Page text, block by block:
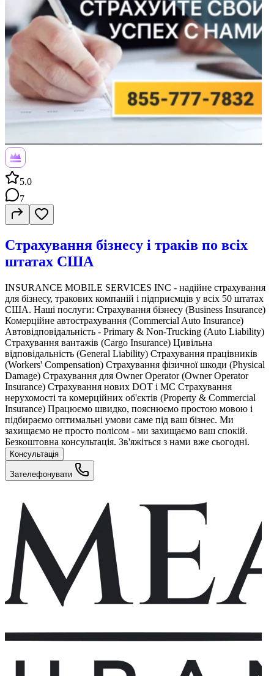
5.0
7
Страхування бізнесу і траків по всіх
штатах США
INSURANCE MOBILE SERVICES INC - надійне страхування
для бізнесу, тракових компаній і підприємців у всіх 50 штатах
США. Наші послуги: Страхування бізнесу (Business Insurance)
Комерційне автострахування (Commercial Auto Insurance)
Автовідповідальність - Primary & Non-Trucking (Auto Liability)
Страхування вантажів (Cargo Insurance) Цивільна
відповідальність (General Liability) Страхування працівників
(Workers' Compensation) Страхування фізичної шкоди (Physical
Damage) Страхування для Owner Operator (Owner Operator
Insurance) Страхування нових DOT і MC Страхування
нерухомості та комерційних об'єктів (Property & Commercial
Insurance) Працюємо швидко, пояснюємо простою мовою і
підбираємо оптимальні умови саме під ваш бізнес. Ми
захищаємо не просто полісом - ми захищаємо ваш спокій.
Безкоштовна консультація. Зв'яжіться з нами вже сьогодні.
Консультація
Зателефонувати